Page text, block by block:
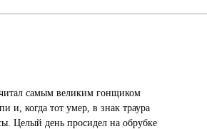
самым великим гонщиком
и, когда тот умер, в знак траура
Целый день просидел на обрубке